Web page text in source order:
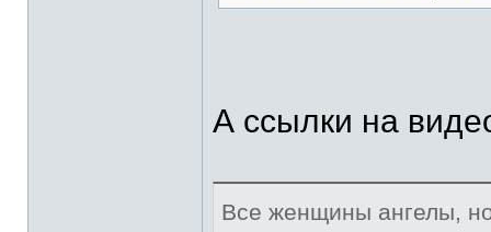
А ссылки на
Все женщины ангелы,